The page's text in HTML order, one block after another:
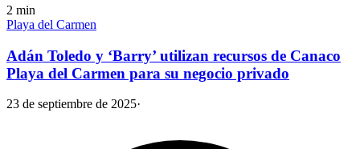
2 min
Playa del Carmen
Adán Toledo y ‘Barry’ utilizan recursos de Canaco
Playa del Carmen para su negocio privado
23 de septiembre de 2025·